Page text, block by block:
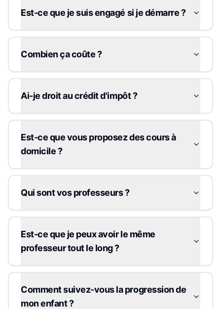
Est-ce que je suis engagé si je démarre ?
Combien ça coûte ?
Ai-je droit au crédit d'impôt ?
Est-ce que vous proposez des cours à
domicile ?
Qui sont vos professeurs ?
Est-ce que je peux avoir le même
professeur tout le long ?
Comment suivez-vous la progression de
mon enfant ?